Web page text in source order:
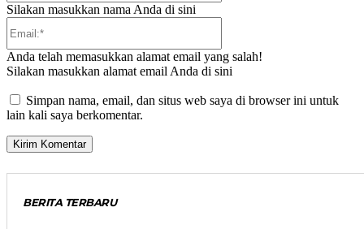
Silakan masukkan nama Anda di sini
Anda telah memasukkan alamat email yang salah!
Silakan masukkan alamat email Anda di sini
Simpan nama, email, dan situs web saya di browser ini untuk
lain kali saya berkomentar.
BERITA TERBARU